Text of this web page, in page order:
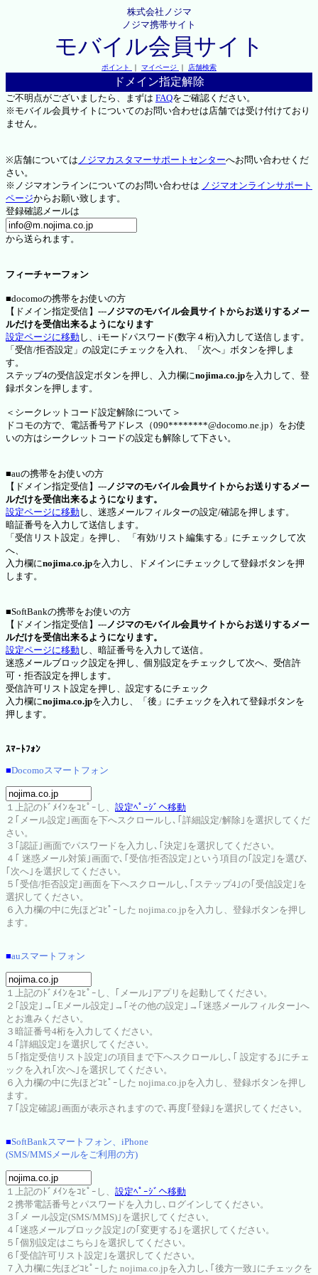
株式会社ノジマ
ノジマ携帯サイト
モバイル会員サイト
ポイント ｜ マイページ ｜ 店舗検索
ドメイン指定解除
ご不明点がございましたら、まずは FAQをご確認ください。
※モバイル会員サイトについてのお問い合わせは店舗では受け付けており
ません。
※店舗については ノジマカスタマーサポートセンターへお問い合わせくだ
さい。
※ノジマオンラインについてのお問い合わせは ノジマオンラインサポート
ページからお願い致します。
登録確認メールは
から送られます。
フィーチャーフォン
■docomoの携帯をお使いの方
【ドメイン指定受信】---ノジマのモバイル会員サイトからお送りするメー
ルだけを受信出来るようになります
設定ページに移動し、iモードパスワード(数字４桁)入力して送信します。
「受信/拒否設定」の設定にチェックを入れ、「次へ」ボタンを押しま
す。
ステップ4の受信設定ボタンを押し、入力欄にnojima.co.jpを入力して、登
録ボタンを押します。
＜シークレットコード設定解除について＞
ドコモの方で、電話番号アドレス（090********@docomo.ne.jp）をお使
いの方はシークレットコードの設定も解除して下さい。
■auの携帯をお使いの方
【ドメイン指定受信】---ノジマのモバイル会員サイトからお送りするメー
ルだけを受信出来るようになります。
設定ページに移動し、迷惑メールフィルターの設定/確認を押します。
暗証番号を入力して送信します。
「受信リスト設定」を押し、 「有効/リスト編集する」にチェックして次
へ、
入力欄にnojima.co.jpを入力し、ドメインにチェックして登録ボタンを押
します。
■SoftBankの携帯をお使いの方
【ドメイン指定受信】---ノジマのモバイル会員サイトからお送りするメー
ルだけを受信出来るようになります。
設定ページに移動し、暗証番号を入力して送信。
迷惑メールブロック設定を押し、個別設定をチェックして次へ、受信許
可・拒否設定を押します。
受信許可リスト設定を押し、設定するにチェック
入力欄にnojima.co.jpを入力し、「後」にチェックを入れて登録ボタンを
押します。
ｽﾏｰﾄﾌｫﾝ
■Docomoスマートフォン
１上記のﾄﾞﾒｲﾝをｺﾋﾟｰし、 設定ﾍﾟｰｼﾞへ移動
２｢メール設定｣画面を下へスクロールし､｢詳細設定/解除｣を選択してくだ
さい。
３｢認証｣画面でパスワードを入力し､｢決定｣を選択してください。
４｢ 迷惑メール対策｣画面で､｢受信/拒否設定｣という項目の｢設定｣を選び､
｢次へ｣を選択してください。
５｢受信/拒否設定｣画面を下へスクロールし､｢ステップ4｣の｢受信設定｣を
選択してください。
６入力欄の中に先ほどｺﾋﾟｰした nojima.co.jpを入力し、登録ボタンを押し
ます。
■auスマートフォン
１上記のﾄﾞﾒｲﾝをｺﾋﾟｰし、｢メール｣アプリを起動してください。
２｢設定｣→｢Eメール設定｣→｢その他の設定｣→｢迷惑メールフィルター｣へ
とお進みください。
３暗証番号4桁を入力してください。
４｢詳細設定｣を選択してください。
５｢指定受信リスト設定｣の項目まで下へスクロールし､｢ 設定する｣にチェ
ックを入れ｢次へ｣を選択してください。
６入力欄の中に先ほどｺﾋﾟｰした nojima.co.jpを入力し、登録ボタンを押し
ます。
７｢設定確認｣画面が表示されますので､再度｢登録｣を選択してください。
■SoftBankスマートフォン、iPhone
(SMS/MMSメールをご利用の方)
１上記のﾄﾞﾒｲﾝをｺﾋﾟｰし、 設定ﾍﾟｰｼﾞへ移動
２携帯電話番号とパスワードを入力し､ログインしてください。
３｢メ ール設定(SMS/MMS)｣を選択してください。
４｢迷惑メールブロック設定｣の｢変更する｣を選択してください。
５｢個別設定はこちら｣を選択してください。
６｢受信許可リスト設定｣を選択してください。
７入力欄に先ほどｺﾋﾟｰした nojima.co.jpを入力し､｢後方一致｣にチェックを